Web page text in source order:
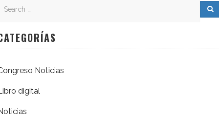
Noticias
digital